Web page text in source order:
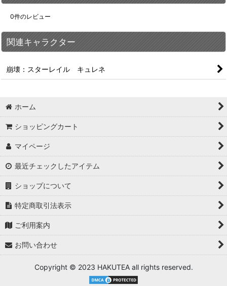
0件のレビュー
関連キャラクター
崩壊：スターレイル キュレネ
ホーム
ショッピングカート
マイページ
最近チェックしたアイテム
ショップについて
特定商取引法表示
ご利用案内
お問い合わせ
Copyright © 2023 HAKUTEA all rights reserved.